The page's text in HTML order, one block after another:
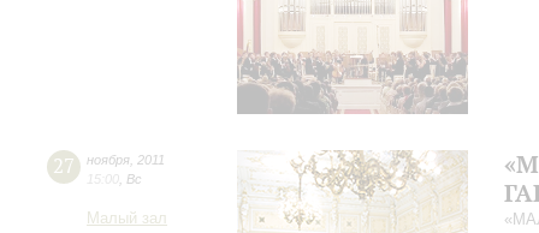
27 ноября 2011
15:00
Вс
Малый зал